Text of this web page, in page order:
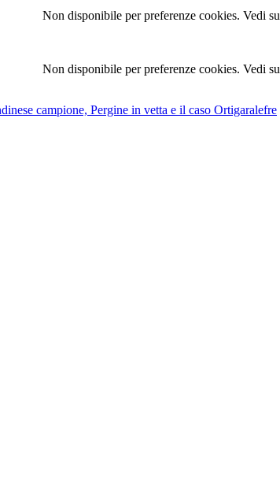
Non disponibile per preferenze cookies. Vedi su
Non disponibile per preferenze cookies. Vedi su
campione, Pergine in vetta e il caso Ortigaralefre